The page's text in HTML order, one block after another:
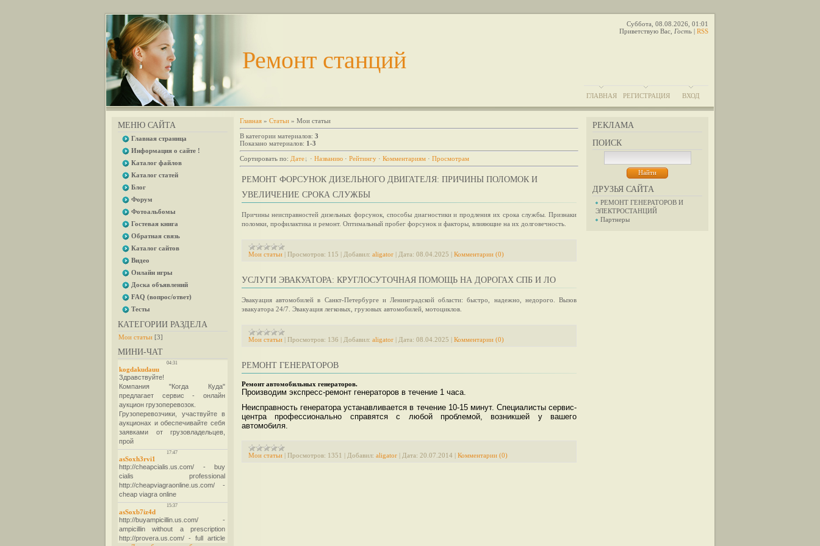
Ремонт станций
Суббота, 08.08.2026, 01:01
Приветствую Вас Гость | RSS
ГЛАВНАЯ РЕГИСТРАЦИЯ ВХОД
МЕНЮ САЙТА
Главная страница
Информация о сайте !
Каталог файлов
Каталог статей
Блог
Форум
Фотоальбомы
Гостевая книга
Обратная связь
Каталог сайтов
Видео
Онлайн игры
Доска объявлений
FAQ (вопрос/ответ)
Тесты
КАТЕГОРИИ РАЗДЕЛА
Мои статьи [3]
МИНИ-ЧАТ
РЕКЛАМА
ПОИСК
ДРУЗЬЯ САЙТА
РЕМОНТ ГЕНЕРАТОРОВ И
ЭЛЕКТРОСТАНЦИЙ
Партнеры
Главная » Статьи » Мои статьи
В категории материалов: 3
Показано материалов: 1-3
Сортировать по: Дате · Названию · Рейтингу · Комментариям · Просмотрам
РЕМОНТ ФОРСУНОК ДИЗЕЛЬНОГО ДВИГАТЕЛЯ: ПРИЧИНЫ ПОЛОМОК И
УВЕЛИЧЕНИЕ СРОКА СЛУЖБЫ
Причины неисправностей дизельных форсунок, способы диагностики и продления их срока службы. Признаки
поломки, профилактика и ремонт. Оптимальный пробег форсунок и факторы, влияющие на их долговечность.
Мои статьи | Просмотров: 115 | Добавил: aligator | Дата: 08.04.2025 | Комментарии (0)
УСЛУГИ ЭВАКУАТОРА: КРУГЛОСУТОЧНАЯ ПОМОЩЬ НА ДОРОГАХ СПБ И ЛО
Эвакуация автомобилей в Санкт-Петербурге и Ленинградской области: быстро, надежно, недорого. Вызов
эвакуатора 24/7. Эвакуация легковых, грузовых автомобилей, мотоциклов.
Мои статьи | Просмотров: 136 | Добавил: aligator | Дата: 08.04.2025 | Комментарии (0)
РЕМОНТ ГЕНЕРАТОРОВ
Ремонт автомобильных генераторов.
Производим экспресс-ремонт генераторов в течение 1 часа.
Неисправность генератора устанавливается в течение 10-15 минут. Специалисты сервис-
центра профессионально справятся с любой проблемой, возникшей у вашего
автомобиля.
Мои статьи | Просмотров: 1351 | Добавил: aligator | Дата: 20.07.2014 | Комментарии (0)